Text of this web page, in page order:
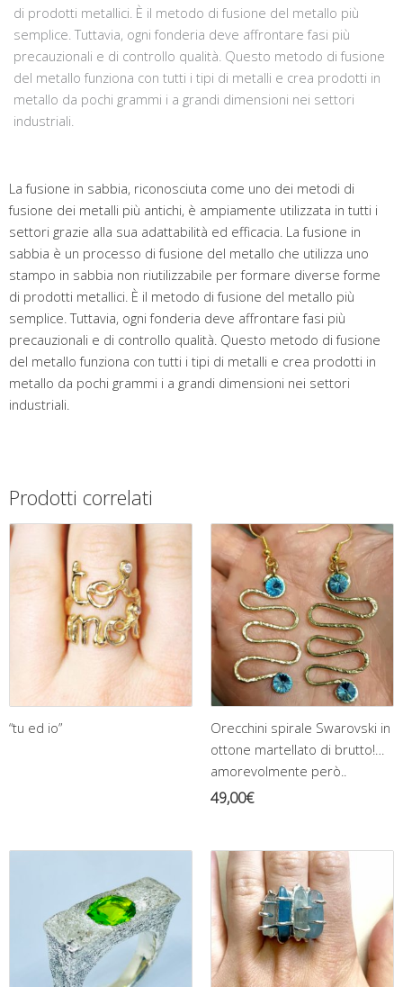
di prodotti metallici. È il metodo di fusione del metallo più
semplice. Tuttavia, ogni fonderia deve affrontare fasi più
precauzionali e di controllo qualità. Questo metodo di fusione
del metallo funziona con tutti i tipi di metalli e crea prodotti in
metallo da pochi grammi i a grandi dimensioni nei settori
industriali.
La fusione in sabbia, riconosciuta come uno dei metodi di
fusione dei metalli più antichi, è ampiamente utilizzata in tutti i
settori grazie alla sua adattabilità ed efficacia. La fusione in
sabbia è un processo di fusione del metallo che utilizza uno
stampo in sabbia non riutilizzabile per formare diverse forme
di prodotti metallici. È il metodo di fusione del metallo più
semplice. Tuttavia, ogni fonderia deve affrontare fasi più
precauzionali e di controllo qualità. Questo metodo di fusione
del metallo funziona con tutti i tipi di metalli e crea prodotti in
metallo da pochi grammi i a grandi dimensioni nei settori
industriali.
Prodotti correlati
“tu ed io”
Orecchini spirale Swarovski in
ottone martellato di brutto!…
amorevolmente però..
49,00€